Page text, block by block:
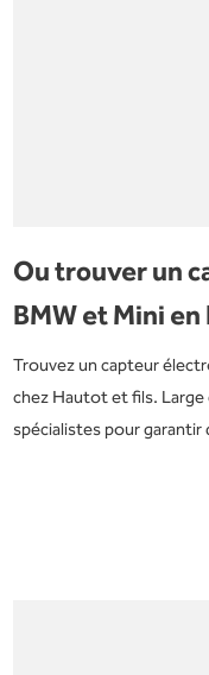
Ou trouver un
BMW et Mini
Trouvez un capteur
chez Hautot et fils.
spécialistes pour garantir